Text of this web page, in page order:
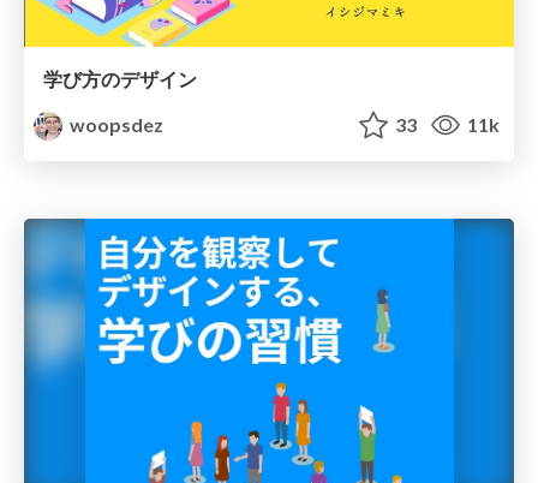
学び方のデザイン
woopsdez
33 11k